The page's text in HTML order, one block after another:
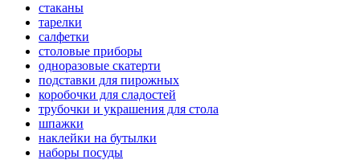
стаканы
тарелки
салфетки
столовые приборы
одноразовые скатерти
подставки для пирожных
коробочки для сладостей
трубочки и украшения для стола
шпажки
наклейки на бутылки
наборы посуды